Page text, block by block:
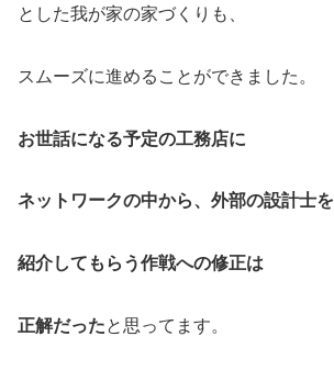
とした我が家の家づくりも、
スムーズに進めることができました。
お世話になる予定の工務店に
ネットワークの中から、外部の設計士を
紹介してもらう作戦への修正は
正解だったと思ってます。